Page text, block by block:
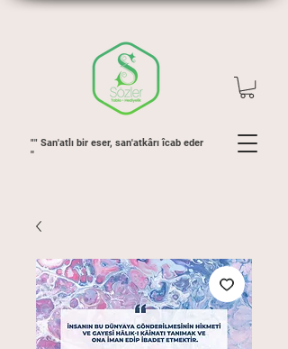
"" San'atlı bir eser, san'atkârı îcab eder
''